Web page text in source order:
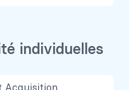
individuelles
Acquisition